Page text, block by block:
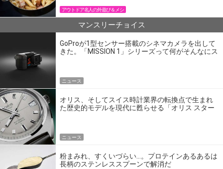
アウトドア名人の外遊び＆メシ
マンスリーチョイス
GoProが1型センサー搭載のシネマカメラを出して
きた。「MISSION 1」シリーズって何がそんなにス
ニュース
オリス、そしてスイス時計業界の転換点で生まれ
た歴史的モデルを現代に甦らせる「オリス スター
ニュース
粉まみれ、すくいづらい…。プロテインあるあるは
長柄のステンレススプーンで解消だ